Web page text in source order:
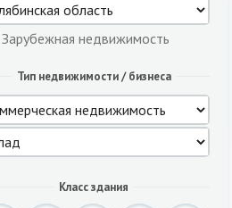
Зарубежная недвижимость
Тип недвижимости / бизнеса
Класс здания